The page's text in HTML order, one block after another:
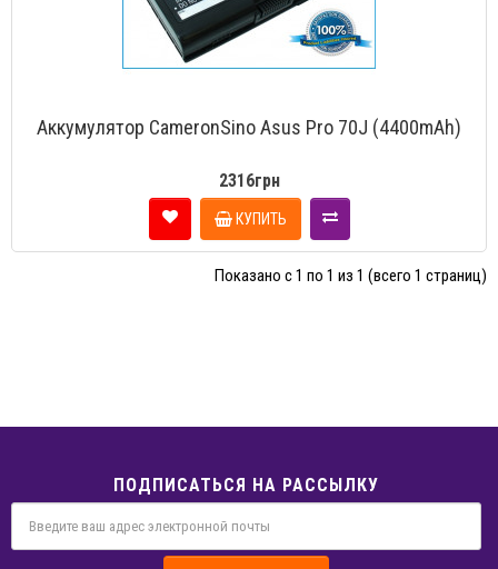
Аккумулятор CameronSino Asus Pro 70J (4400mAh)
2316грн
КУПИТЬ
Показано с 1 по 1 из 1 (всего 1 страниц)
ПОДПИСАТЬСЯ НА РАССЫЛКУ